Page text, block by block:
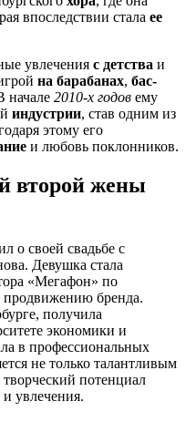
впоследствии стала ее
увлечения с детства и
на барабанах, бас-
начале 2010-х годов ему
индустрии, став одним из
этому его
и любовь поклонников.
второй жены
о своей свадьбе с
Девушка стала
«Мегафон» по
продвижению бренда.
получила
экономики и
в профессиональных
не только талантливым
потенциал
и увлечения.